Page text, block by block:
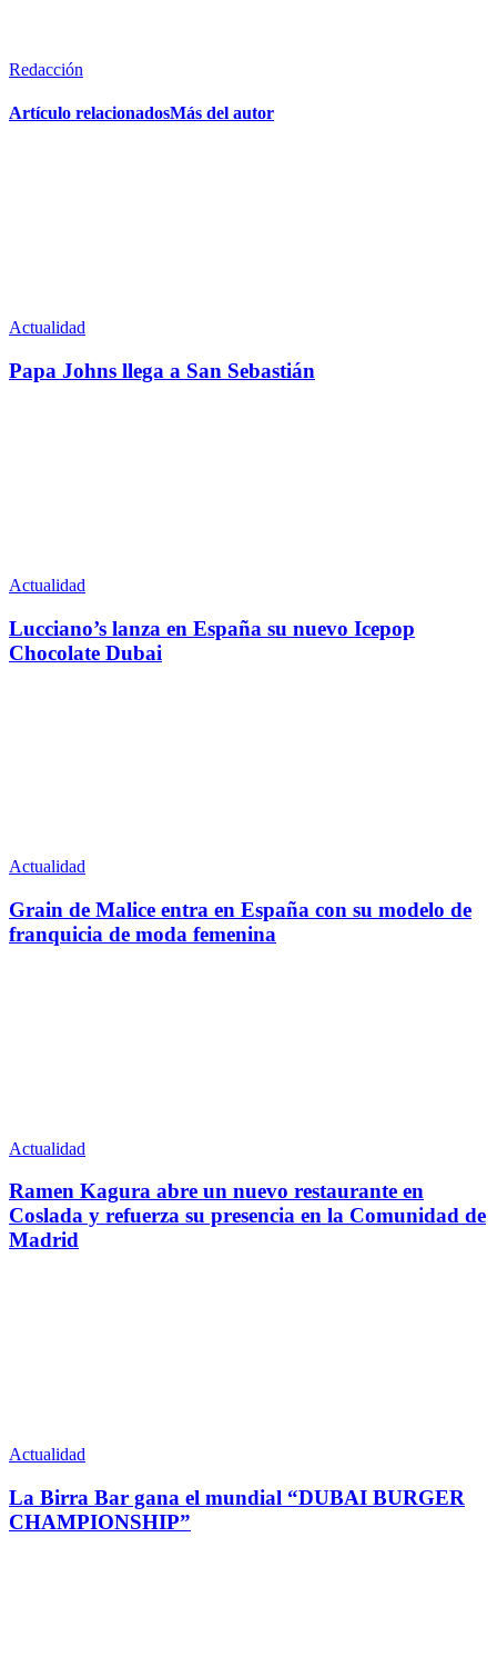
Redacción
Artículo relacionadosMás del autor
Actualidad
Papa Johns llega a San Sebastián
Actualidad
Lucciano’s lanza en España su nuevo Icepop
Chocolate Dubai
Actualidad
Grain de Malice entra en España con su modelo de
franquicia de moda femenina
Actualidad
Ramen Kagura abre un nuevo restaurante en
Coslada y refuerza su presencia en la Comunidad de
Madrid
Actualidad
La Birra Bar gana el mundial “DUBAI BURGER
CHAMPIONSHIP”